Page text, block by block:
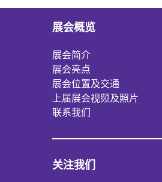
展会概览
展会简介
展会亮点
展会位置及交通
上届展会视频及照片
联系我们
关注我们